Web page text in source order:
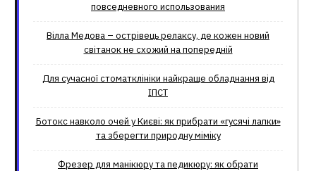
повседневного использования
Вілла Медова – острівець релаксу, де кожен новий
світанок не схожий на попередній
Для сучасної стоматклініки найкраще обладнання від
ІПСТ
Ботокс навколо очей у Києві: як прибрати «гусячі лапки»
та зберегти природну міміку
Фрезер для манікюру та педикюру: як обрати